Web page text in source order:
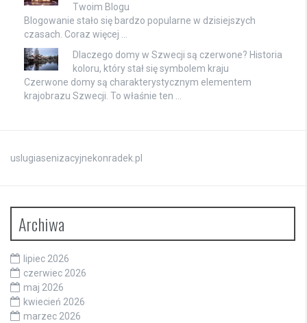
Twoim Blogu
Blogowanie stało się bardzo popularne w dzisiejszych
czasach. Coraz więcej …
Dlaczego domy w Szwecji są czerwone? Historia
koloru, który stał się symbolem kraju
Czerwone domy są charakterystycznym elementem
krajobrazu Szwecji. To właśnie ten …
uslugiasenizacyjnekonradek.pl
Archiwa
lipiec 2026
czerwiec 2026
maj 2026
kwiecień 2026
marzec 2026